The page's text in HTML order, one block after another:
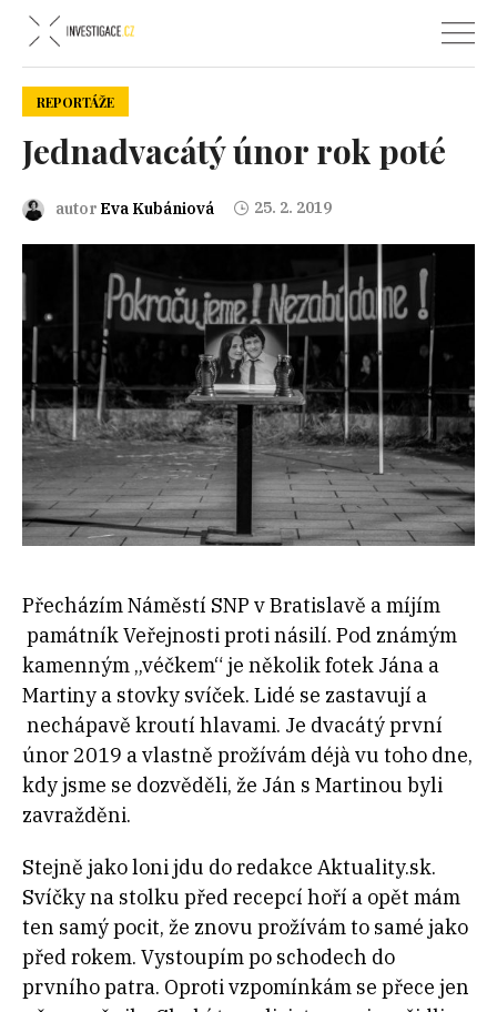
REPORTÁŽE
Jednadvacátý únor rok poté
autor Eva Kubániová 25. 2. 2019
Přecházím Náměstí SNP v Bratislavě a míjím
památník Veřejnosti proti násilí. Pod známým
kamenným „véčkem“ je několik fotek Jána a
Martiny a stovky svíček. Lidé se zastavují a
nechápavě kroutí hlavami. Je dvacátý první
únor 2019 a vlastně prožívám déjà vu toho dne,
kdy jsme se dozvěděli, že Ján s Martinou byli
zavražděni.
Stejně jako loni jdu do redakce Aktuality.sk.
Svíčky na stolku před recepcí hoří a opět mám
ten samý pocit, že znovu prožívám to samé jako
před rokem. Vystoupím po schodech do
prvního patra. Oproti vzpomínkám se přece jen